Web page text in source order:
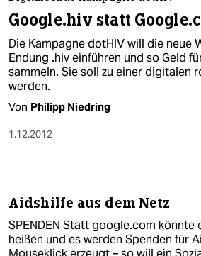
wahrheit
verlag
fragen & hilfe
unterstützen
Google.hiv statt
Die Kampagne dotHIV will die neue
Endung .hiv einführen und so Geld
sammeln. Sie soll zu einer digitalen
werden.
Von Philipp Niedring
1.12.2012
Aidshilfe aus dem Netz
SPENDEN Statt google.com könnte
heißen und es werden Spenden für